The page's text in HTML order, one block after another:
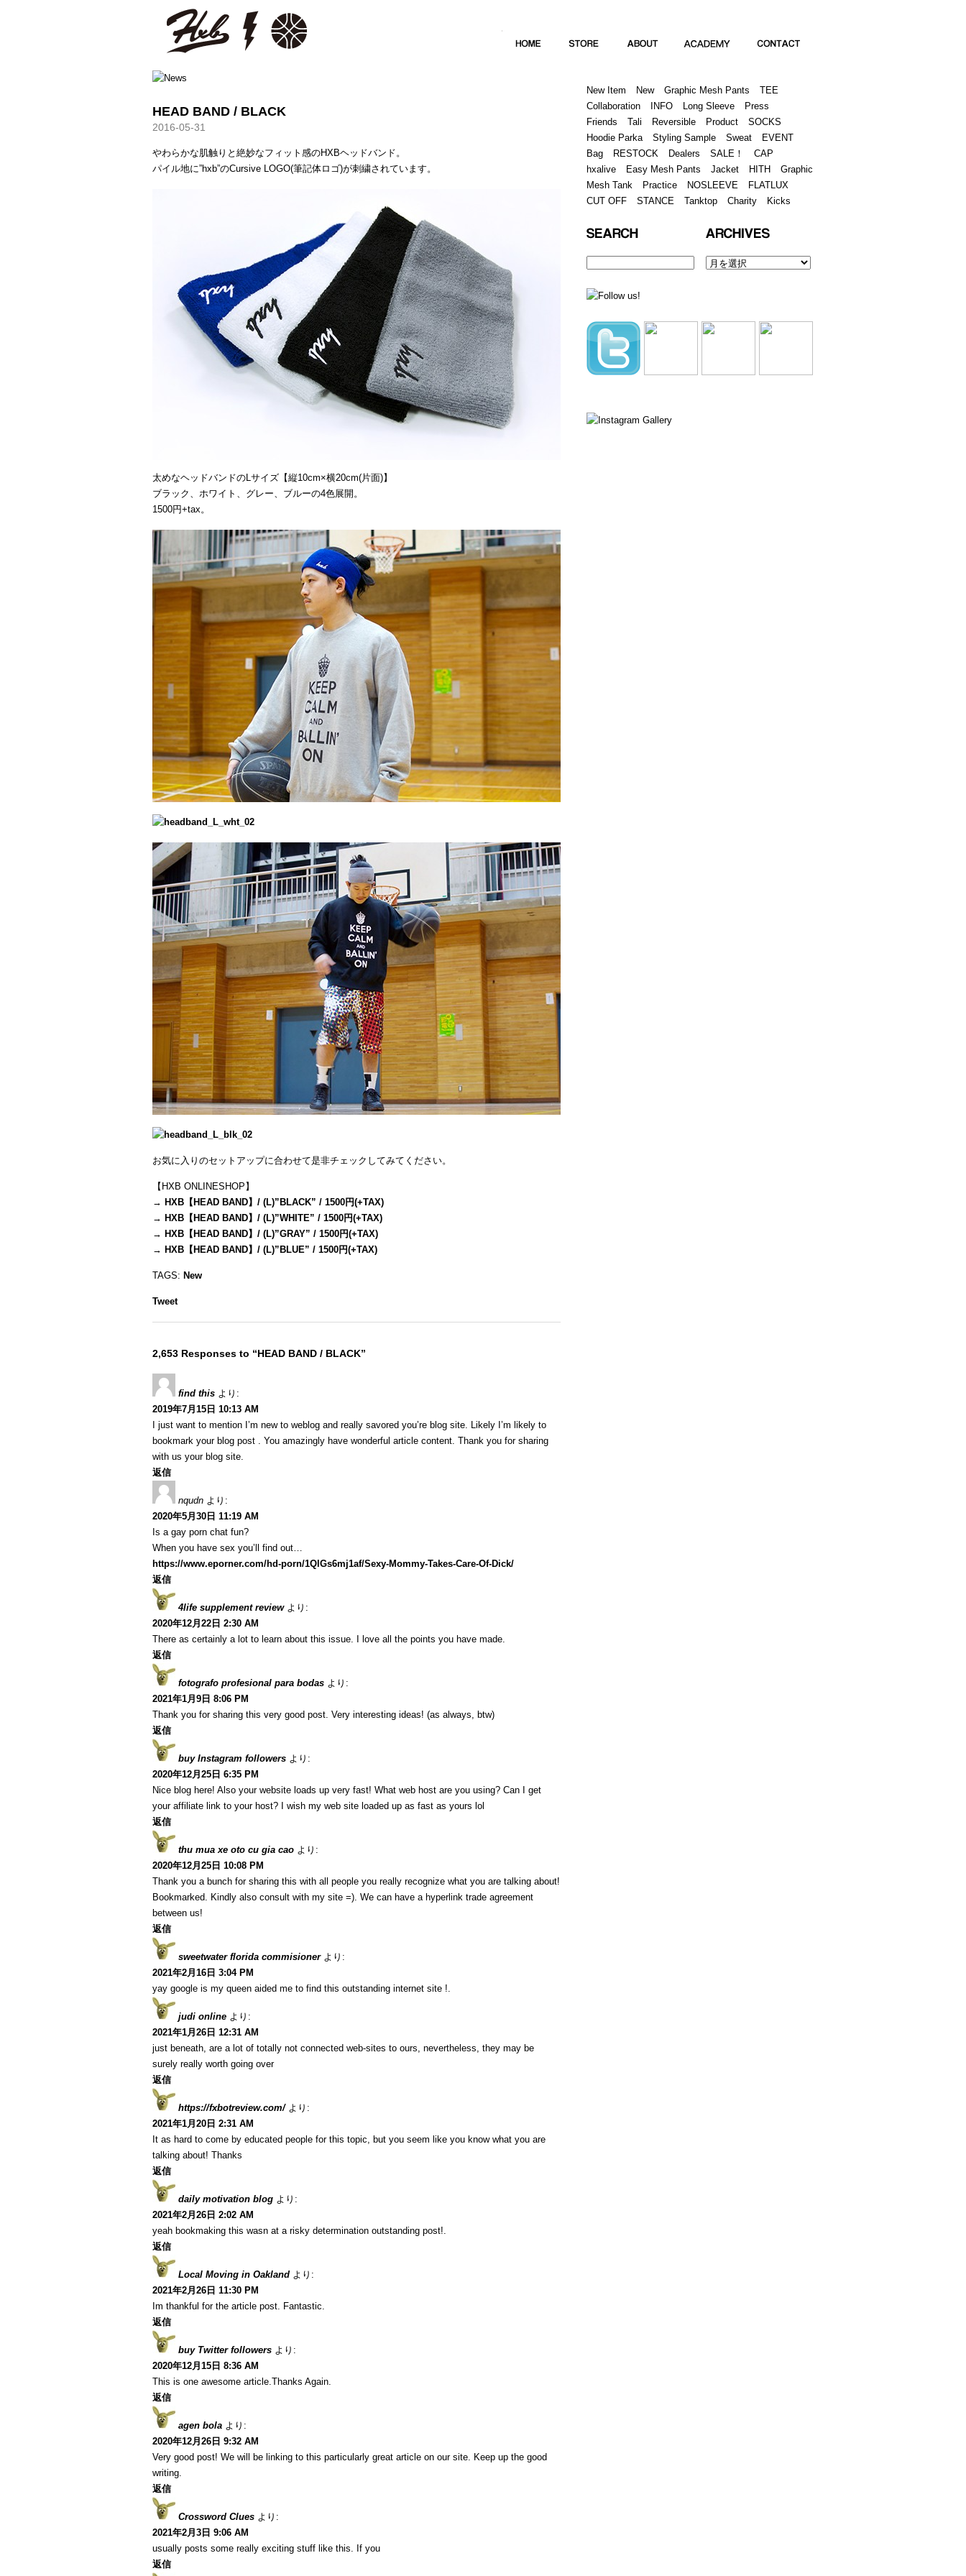
HEAD BAND / BLACK
2016-05-31
やわらかな肌触りと絶妙なフィット感のHXBヘッドバンド。
パイル地に”hxb”のCursive LOGO(筆記体ロゴ)が刺繍されています。
太めなヘッドバンドのLサイズ【縦10cm×横20cm(片面)】
ブラック、ホワイト、グレー、ブルーの4色展開。
1500円+tax。
お気に入りのセットアップに合わせて是非チェックしてみてください。
【HXB ONLINESHOP】
→ HXB【HEAD BAND】/ (L)”BLACK” / 1500円(+TAX)
→ HXB【HEAD BAND】/ (L)”WHITE” / 1500円(+TAX)
→ HXB【HEAD BAND】/ (L)”GRAY” / 1500円(+TAX)
→ HXB【HEAD BAND】/ (L)”BLUE” / 1500円(+TAX)
TAGS: New
Tweet
2,653 Responses to “HEAD BAND / BLACK”
find this より:
2019年7月15日 10:13 AM
I just want to mention I’m new to weblog and really savored you’re blog site. Likely I’m likely to
bookmark your blog post . You amazingly have wonderful article content. Thank you for sharing
with us your blog site.
返信
nqudn より:
2020年5月30日 11:19 AM
Is a gay porn chat fun?
When you have sex you’ll find out…
https://www.eporner.com/hd-porn/1QlGs6mj1af/Sexy-Mommy-Takes-Care-Of-Dick/
返信
4life supplement review より:
2020年12月22日 2:30 AM
There as certainly a lot to learn about this issue. I love all the points you have made.
返信
fotografo profesional para bodas より:
2021年1月9日 8:06 PM
Thank you for sharing this very good post. Very interesting ideas! (as always, btw)
返信
buy Instagram followers より:
2020年12月25日 6:35 PM
Nice blog here! Also your website loads up very fast! What web host are you using? Can I get
your affiliate link to your host? I wish my web site loaded up as fast as yours lol
返信
thu mua xe oto cu gia cao より:
2020年12月25日 10:08 PM
Thank you a bunch for sharing this with all people you really recognize what you are talking about!
Bookmarked. Kindly also consult with my site =). We can have a hyperlink trade agreement
between us!
返信
sweetwater florida commisioner より:
2021年2月16日 3:04 PM
yay google is my queen aided me to find this outstanding internet site !.
judi online より:
2021年1月26日 12:31 AM
just beneath, are a lot of totally not connected web-sites to ours, nevertheless, they may be
surely really worth going over
返信
https://fxbotreview.com/ より:
2021年1月20日 2:31 AM
It as hard to come by educated people for this topic, but you seem like you know what you are
talking about! Thanks
返信
daily motivation blog より:
2021年2月26日 2:02 AM
yeah bookmaking this wasn at a risky determination outstanding post!.
返信
Local Moving in Oakland より:
2021年2月26日 11:30 PM
Im thankful for the article post. Fantastic.
返信
buy Twitter followers より:
2020年12月15日 8:36 AM
This is one awesome article.Thanks Again.
返信
agen bola より:
2020年12月26日 9:32 AM
Very good post! We will be linking to this particularly great article on our site. Keep up the good
writing.
返信
Crossword Clues より:
2021年2月3日 9:06 AM
usually posts some really exciting stuff like this. If you
返信
New Item New Graphic Mesh Pants
TEE
Collaboration
INFO Long Sleeve
Press
Friends
Tali Reversible Product
SOCKS
Hoodie Parka
Styling Sample Sweat
EVENT
Bag
RESTOCK Dealers SALE！
CAP
hxalive
Easy Mesh Pants Jacket HITH
Graphic
Mesh Tank
Practice NOSLEEVE
FLATLUX
CUT OFF
STANCE Tanktop Charity Kicks